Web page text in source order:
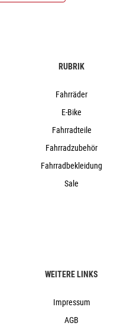
RUBRIK
Fahrräder
E-Bike
Fahrradteile
Fahrradzubehör
Fahrradbekleidung
Sale
WEITERE LINKS
Impressum
AGB